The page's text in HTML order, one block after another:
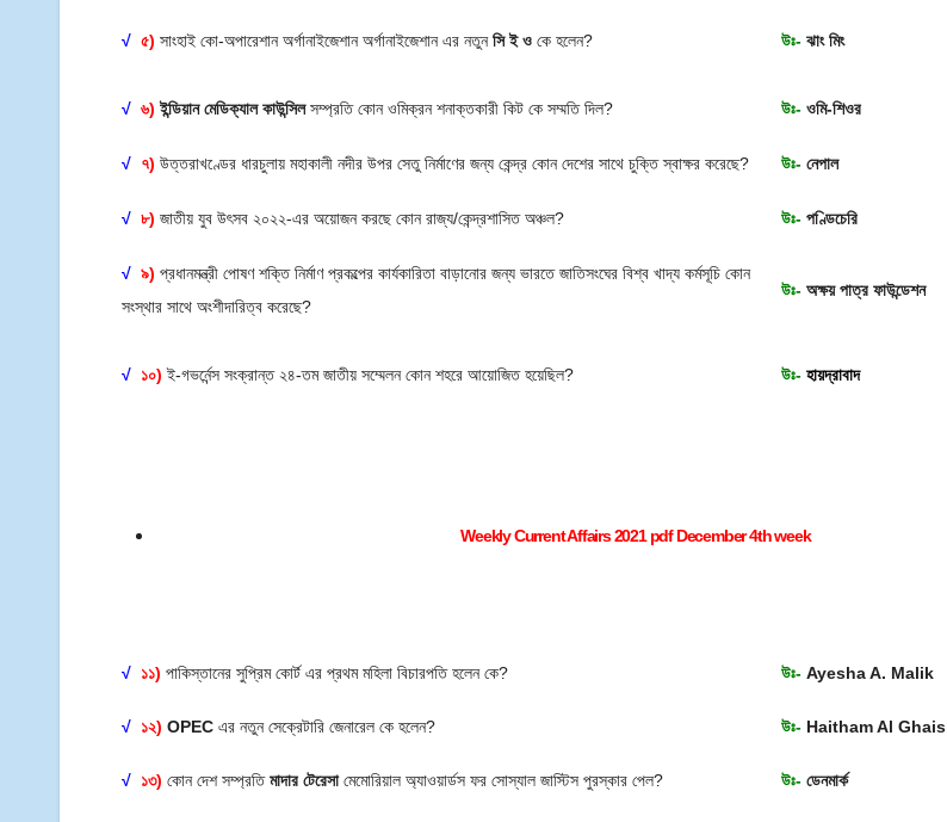
√ ৫) সাংহাই কো-অপারেশান অর্গানাইজেশান অর্গানাইজেশান এর নতুনসি ই ওকে হলেন? উঃ- ঝাং মিং
√ ৬) ইন্ডিয়ান মেডিক্যাল কাউন্সিলসম্প্রতি কোন ওমিক্রন শনাক্তকারী কিট কে সম্মতি দিল? উঃ- ওমি-শিওর
√ ৭) উত্তরাখণ্ডের ধারচুলায় মহাকালী নদীর উপর সেতু নির্মাণের জন্য কেন্দ্র কোন দেশের সাথে চুক্তি স্বাক্ষর করেছে? উঃ- নেপাল
√ ৮) জাতীয় যুব উৎসব ২০২২-এর অয়োজন করছে কোন রাজ্য/কেন্দ্রশাসিত অঞ্চল? উঃ- পণ্ডিচেরি
√ ৯) প্রধানমন্ত্রী পোষণ শক্তি নির্মাণ প্রকল্পের কার্যকারিতা বাড়ানোর জন্য ভারতে জাতিসংঘের বিশ্ব খাদ্য কর্মসূচি কোন
সংস্থার সাথে অংশীদারিত্ব করেছে?
উঃ- অক্ষয় পাত্র ফাউন্ডেশন
√ ১০) ই-গভর্নেন্স সংক্রান্ত ২৪-তম জাতীয় সম্মেলন কোন শহরে আয়োজিত হয়েছিল? উঃ- হায়দ্রাবাদ
Weekly Current Affairs 2021 pdf December 4th week
√ ১১) পাকিস্তানের সুপ্রিম কোর্ট এর প্রথম মহিলা বিচারপতি হলেন কে? উঃ- Ayesha A. Malik
√ ১২) OPEC এর নতুন সেক্রেটারি জেনারেল কে হলেন? উঃ- Haitham Al Ghais
√ ১৩) কোন দেশ সম্প্রতিমাদার টেরেসামেমোরিয়াল অ্যাওয়ার্ডস ফর সোস্যাল জাস্টিস পুরস্কার পেল? উঃ- ডেনমার্ক